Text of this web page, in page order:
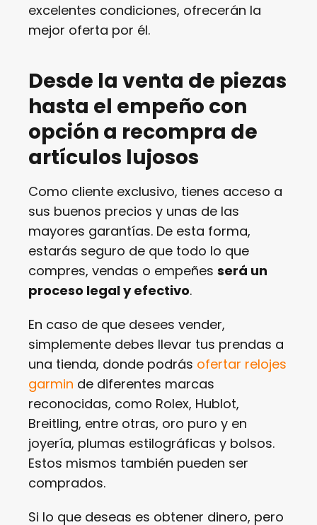
excelentes condiciones, ofrecerán la
mejor oferta por él.
Desde la venta de piezas
hasta el empeño con
opción a recompra de
artículos lujosos
Como cliente exclusivo, tienes acceso a
sus buenos precios y unas de las
mayores garantías. De esta forma,
estarás seguro de que todo lo que
compres, vendas o empeñes será un
proceso legal y efectivo.
En caso de que desees vender,
simplemente debes llevar tus prendas a
una tienda, donde podrás ofertar relojes
garmin de diferentes marcas
reconocidas, como Rolex, Hublot,
Breitling, entre otras, oro puro y en
joyería, plumas estilográficas y bolsos.
Estos mismos también pueden ser
comprados.
Si lo que deseas es obtener dinero, pero